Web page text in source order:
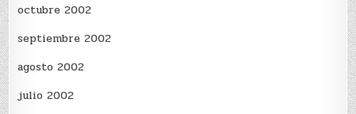
octubre 2002
septiembre 2002
agosto 2002
julio 2002